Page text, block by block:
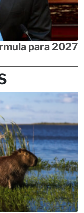
para 2027